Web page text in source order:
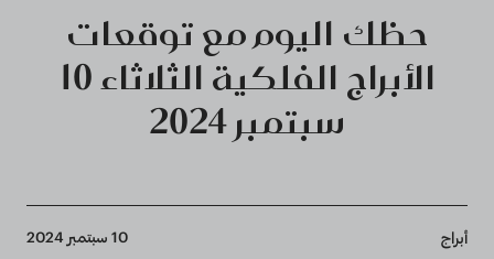
حظك اليوم مع توقعات
الأبراج الفلكية الثلاثاء 10
سبتمبر 2024
أبراج 10 سبتمبر 2024